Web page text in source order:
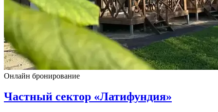
Онлайн бронирование
Частный сектор «Латифундия»